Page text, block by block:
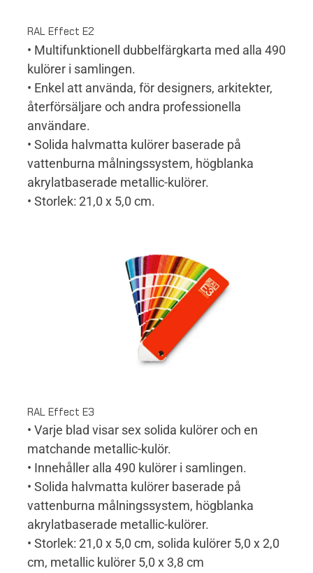
RAL Effect E2
• Multifunktionell dubbelfärgkarta med alla 490
kulörer i samlingen.
• Enkel att använda, för designers, arkitekter,
återförsäljare och andra professionella
användare.
• Solida halvmatta kulörer baserade på
vattenburna målningssystem, högblanka
akrylatbaserade metallic-kulörer.
• Storlek: 21,0 x 5,0 cm.
RAL Effect E3
• Varje blad visar sex solida kulörer och en
matchande metallic-kulör.
• Innehåller alla 490 kulörer i samlingen.
• Solida halvmatta kulörer baserade på
vattenburna målningssystem, högblanka
akrylatbaserade metallic-kulörer.
• Storlek: 21,0 x 5,0 cm, solida kulörer 5,0 x 2,0
cm, metallic kulörer 5,0 x 3,8 cm